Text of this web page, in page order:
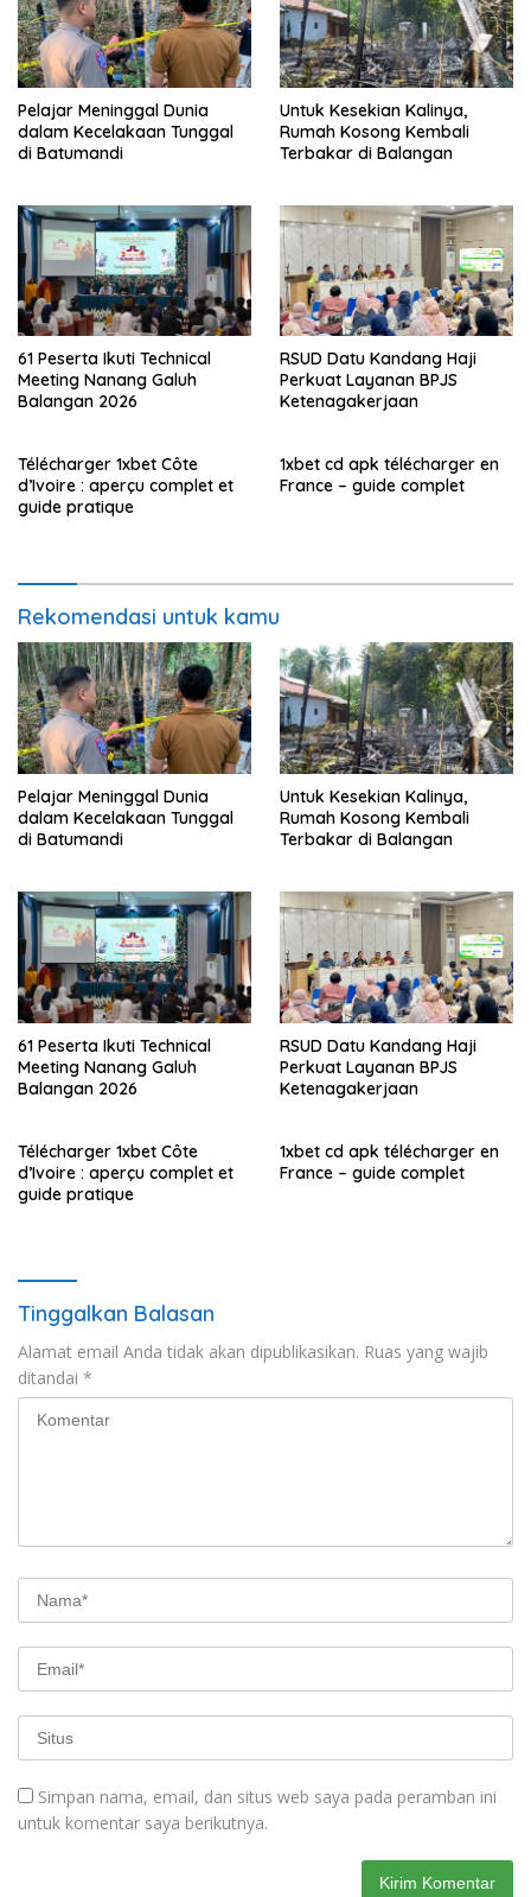
Pelajar Meninggal Dunia
dalam Kecelakaan Tunggal
di Batumandi
Untuk Kesekian Kalinya,
Rumah Kosong Kembali
Terbakar di Balangan
61 Peserta Ikuti Technical
Meeting Nanang Galuh
Balangan 2026
RSUD Datu Kandang Haji
Perkuat Layanan BPJS
Ketenagakerjaan
Télécharger 1xbet Côte
d’Ivoire : aperçu complet et
guide pratique
1xbet cd apk télécharger en
France – guide complet
Rekomendasi untuk kamu
Pelajar Meninggal Dunia
dalam Kecelakaan Tunggal
di Batumandi
Untuk Kesekian Kalinya,
Rumah Kosong Kembali
Terbakar di Balangan
61 Peserta Ikuti Technical
Meeting Nanang Galuh
Balangan 2026
RSUD Datu Kandang Haji
Perkuat Layanan BPJS
Ketenagakerjaan
Télécharger 1xbet Côte
d’Ivoire : aperçu complet et
guide pratique
1xbet cd apk télécharger en
France – guide complet
Tinggalkan Balasan
Alamat email Anda tidak akan dipublikasikan. Ruas yang wajib
ditandai *
Simpan nama, email, dan situs web saya pada peramban ini
untuk komentar saya berikutnya.